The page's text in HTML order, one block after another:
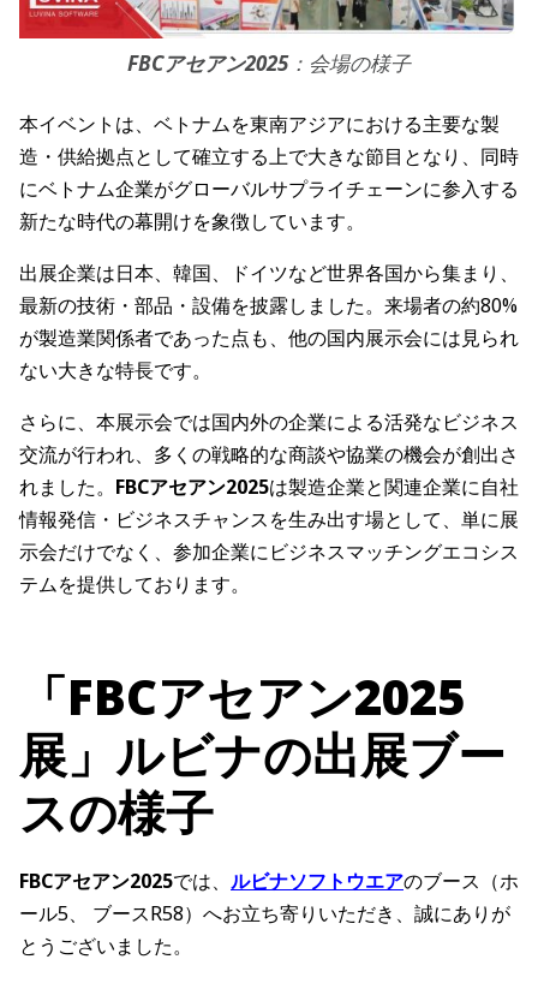
FBCアセアン2025：会場の様子
本イベントは、ベトナムを東南アジアにおける主要な製
造・供給拠点として確立する上で大きな節目となり、同時
にベトナム企業がグローバルサプライチェーンに参入する
新たな時代の幕開けを象徴しています。
出展企業は日本、韓国、ドイツなど世界各国から集まり、
最新の技術・部品・設備を披露しました。来場者の約80%
が製造業関係者であった点も、他の国内展示会には見られ
ない大きな特長です。
さらに、本展示会では国内外の企業による活発なビジネス
交流が行われ、多くの戦略的な商談や協業の機会が創出さ
れました。 FBCアセアン2025は製造企業と関連企業に自社
情報発信・ビジネスチャンスを生み出す場として、単に展
示会だけでなく、参加企業にビジネスマッチングエコシス
テムを提供しております。
「FBCアセアン2025
展」ルビナの出展ブー
スの様子
FBCアセアン2025では、 ルビナソフトウエアのブース（ホ
ール5、 ブースR58）へお立ち寄りいただき、誠にありが
とうございました。